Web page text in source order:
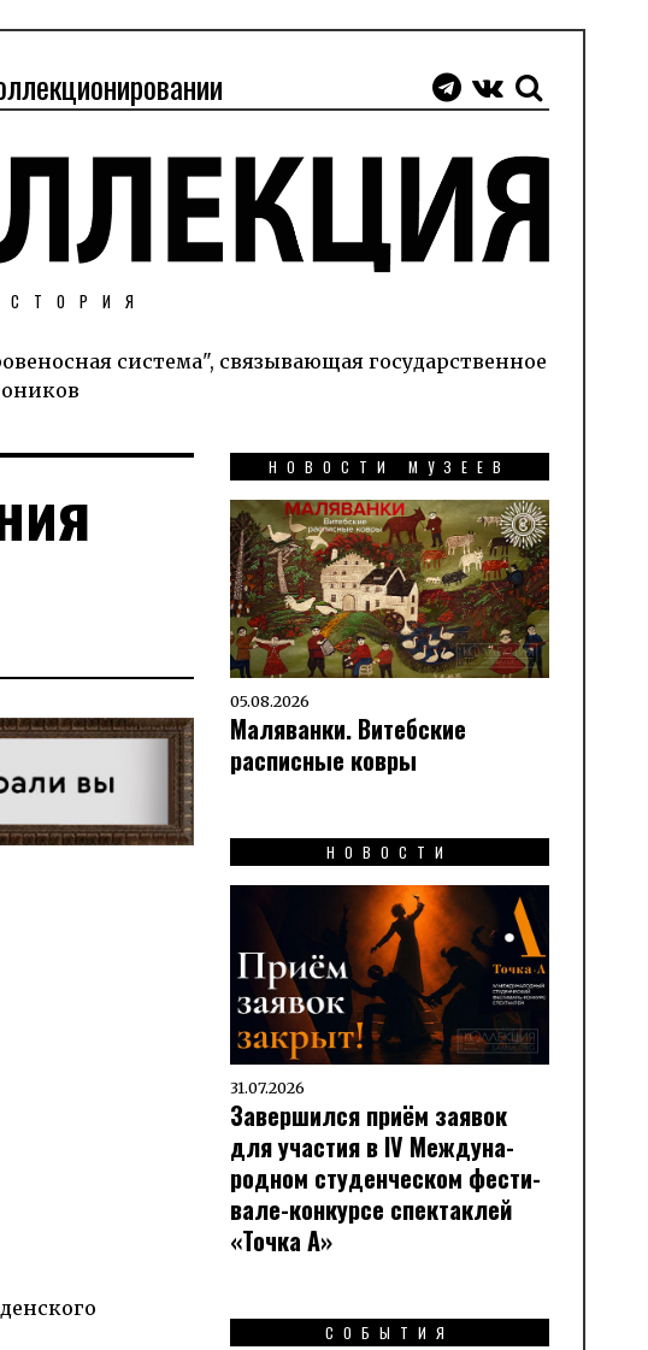
система", связывающая государственное
НОВОСТИ МУЗЕЕВ
05.08.2026
Маляванки. Витебские
расписные ковры
НОВОСТИ
31.07.2026
Завершился приём заявок
для участия в IV Меж­ду­на­
род­ном сту­ден­чес­ком фес­ти­
вале-кон­кур­се спек­таклей
«Точка А»
СОБЫТИЯ